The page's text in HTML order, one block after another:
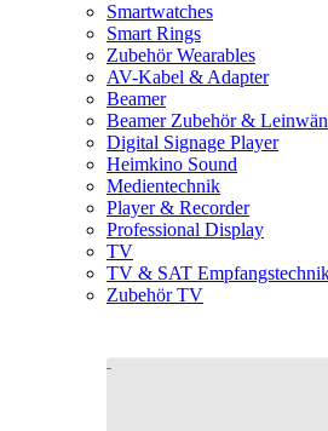
Smartwatches
Smart Rings
Zubehör Wearables
AV-Kabel & Adapter
Beamer
Beamer Zubehör &
Digital Signage Player
Heimkino Sound
Medientechnik
Player & Recorder
Professional Display
TV
TV & SAT
Zubehör TV